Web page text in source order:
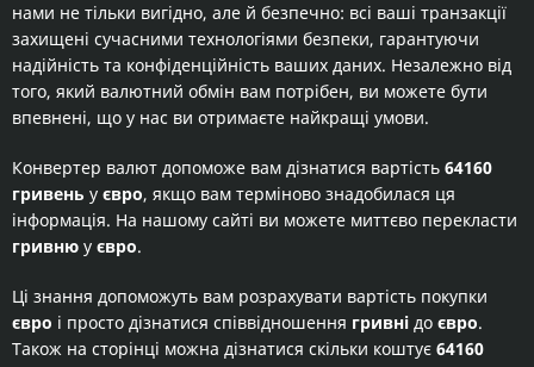
нами не тільки вигідно, але й безпечно: всі ваші транзакції
захищені сучасними технологіями безпеки, гарантуючи
надійність та конфіденційність ваших даних. Незалежно від
того, який валютний обмін вам потрібен, ви можете бути
впевнені, що у нас ви отримаєте найкращі умови.
Конвертер валют допоможе вам дізнатися вартість 64160
гривень у євро, якщо вам терміново знадобилася ця
інформація. На нашому сайті ви можете миттєво перекласти
гривню у євро.
Ці знання допоможуть вам розрахувати вартість покупки
євро і просто дізнатися співвідношення гривні до євро.
Також на сторінці можна дізнатися скільки коштує 64160